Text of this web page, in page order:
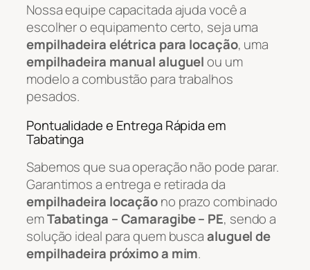
Nossa equipe capacitada ajuda você a
escolher o equipamento certo, seja uma
empilhadeira elétrica para locação, uma
empilhadeira manual aluguelou um
modelo a combustão para trabalhos
pesados.
Pontualidade e Entrega Rápida em
Tabatinga
Sabemos que sua operação não pode parar.
Garantimos a entrega e retirada da
empilhadeira locaçãono prazo combinado
emTabatinga – Camaragibe – PE, sendo a
solução ideal para quem buscaaluguel de
empilhadeira próximo a mim.